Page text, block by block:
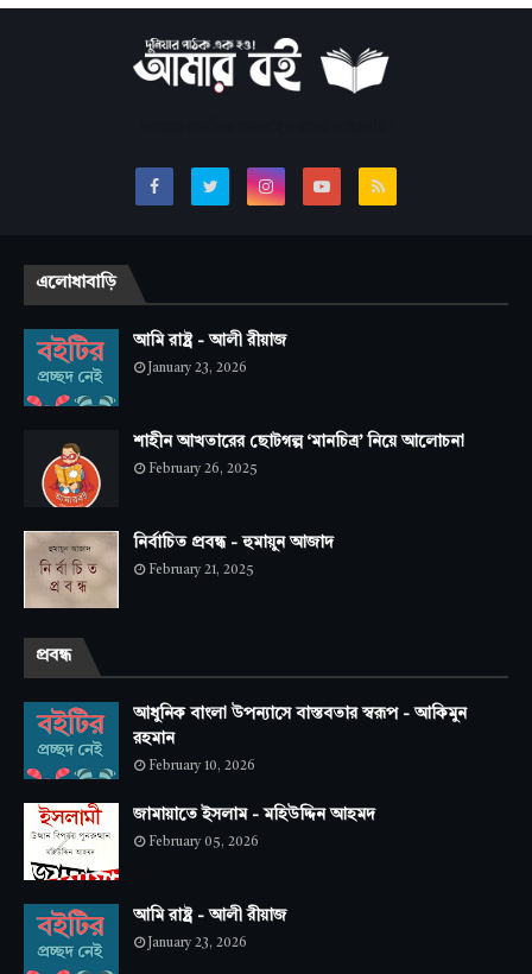
এলোধাবাড়ি
আমি রাষ্ট্র - আলী রীয়াজ
January 23, 2026
শাহীন আখতারের ছোটগল্প ‘মানচিত্র’ নিয়ে আলোচনা
February 26, 2025
নির্বাচিত প্রবন্ধ - হুমায়ুন আজাদ
February 21, 2025
প্রবন্ধ
আধুনিক বাংলা উপন্যাসে বাস্তবতার স্বরূপ - আকিমুন
রহমান
February 10, 2026
জামায়াতে ইসলাম - মহিউদ্দিন আহমদ
February 05, 2026
আমি রাষ্ট্র - আলী রীয়াজ
January 23, 2026